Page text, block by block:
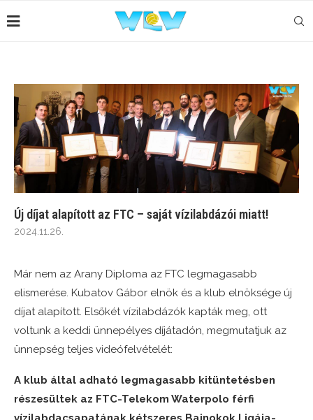
Új díjat alapított az FTC – saját vízilabdázói miatt!
2024.11.26.
Már nem az Arany Diploma az FTC legmagasabb
elismerése. Kubatov Gábor elnök és a klub elnöksége új
díjat alapított. Elsőkét vízilabdázók kapták meg, ott
voltunk a keddi ünnepélyes díjátadón, megmutatjuk az
ünnepség teljes videófelvételét:
A klub által adható legmagasabb kitüntetésben
részesültek az FTC-Telekom Waterpolo férfi